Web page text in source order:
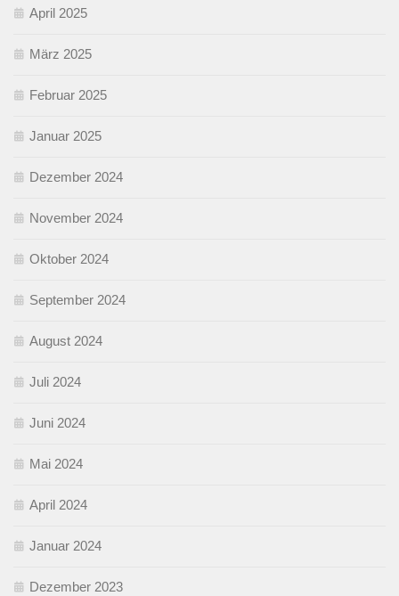
April 2025
März 2025
Februar 2025
Januar 2025
Dezember 2024
November 2024
Oktober 2024
September 2024
August 2024
Juli 2024
Juni 2024
Mai 2024
April 2024
Januar 2024
Dezember 2023